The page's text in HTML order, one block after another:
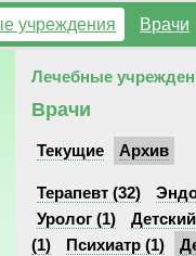
учреждения Врачи
Лечебные
Врачи
Текущие Архив
Терапевт (32)
Уролог (1)
(1)
Психиатр (1)